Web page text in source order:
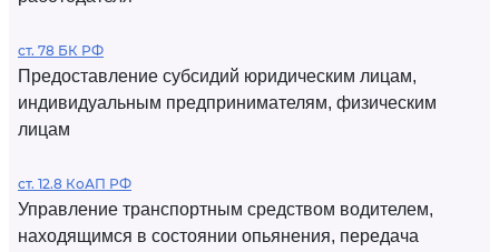
ст. 78 БК РФ
Предоставление субсидий юридическим лицам,
индивидуальным предпринимателям, физическим
лицам
ст. 12.8 КоАП РФ
Управление транспортным средством водителем,
находящимся в состоянии опьянения, передача